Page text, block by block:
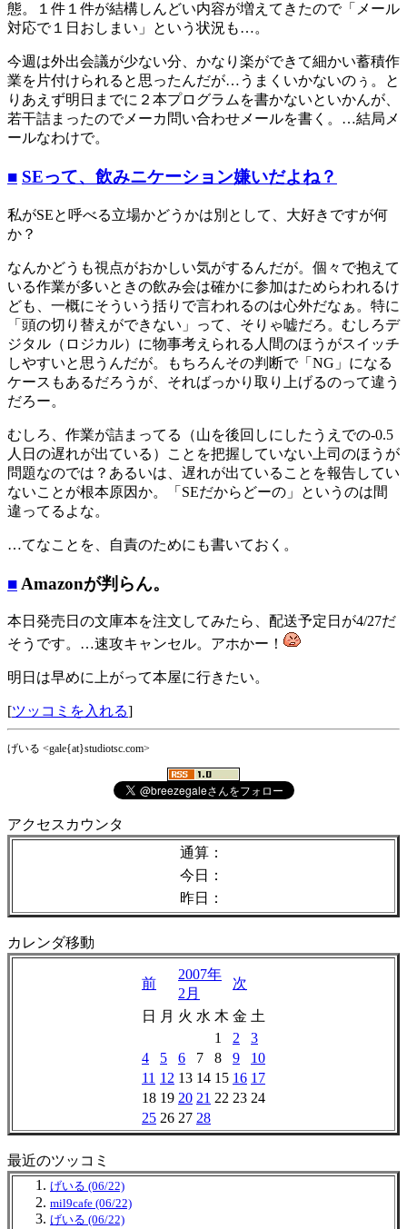
態。１件１件が結構しんどい内容が増えてきたので「メール
対応で１日おしまい」という状況も…。
今週は外出会議が少ない分、かなり楽ができて細かい蓄積作
業を片付けられると思ったんだが…うまくいかないのぅ。と
りあえず明日までに２本プログラムを書かないといかんが、
若干詰まったのでメーカ問い合わせメールを書く。…結局メ
ールなわけで。
■ SEって、飲みニケーション嫌いだよね？
私がSEと呼べる立場かどうかは別として、大好きですが何
か？
なんかどうも視点がおかしい気がするんだが。個々で抱えて
いる作業が多いときの飲み会は確かに参加はためらわれるけ
ども、一概にそういう括りで言われるのは心外だなぁ。特に
「頭の切り替えができない」って、そりゃ嘘だろ。むしろデ
ジタル（ロジカル）に物事考えられる人間のほうがスイッチ
しやすいと思うんだが。もちろんその判断で「NG」になる
ケースもあるだろうが、そればっかり取り上げるのって違う
だろー。
むしろ、作業が詰まってる（山を後回しにしたうえでの-0.5
人日の遅れが出ている）ことを把握していない上司のほうが
問題なのでは？あるいは、遅れが出ていることを報告してい
ないことが根本原因か。「SEだからどーの」というのは間
違ってるよな。
…てなことを、自責のためにも書いておく。
■ Amazonが判らん。
本日発売日の文庫本を注文してみたら、配送予定日が4/27だ
そうです。…速攻キャンセル。アホかー！
明日は早めに上がって本屋に行きたい。
[ツッコミを入れる]
げいる <gale{at}studiotsc.com>
アクセスカウンタ
通算：
今日：
昨日：
カレンダ移動
前
2007年
2月
次
日 月 火 水 木 金 土
1
2
3
4
5 6 7 8 9
10
11 12 13 14 15 16 17
18 19 20 21 22 23 24
25 26 27 28
最近のツッコミ
げいる (06/22)
mil9cafe (06/22)
げいる (06/22)